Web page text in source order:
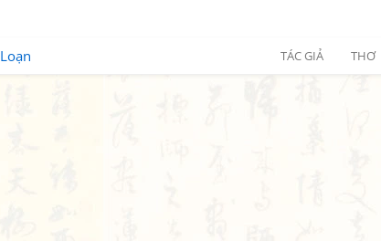
Loạn TÁC GIẢ THƠ